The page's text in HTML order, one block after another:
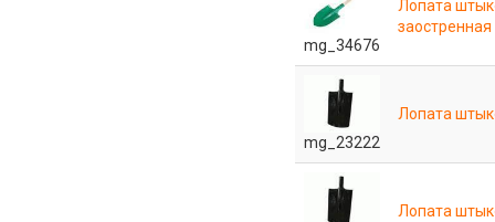
mg_34676
Лопата
заостренная
mg_23222
Лопата
Лопата